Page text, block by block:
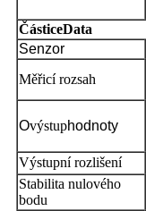
ČásticeData
Senzor
Měřicí rozsah
Ovýstuphodnoty
Výstupní rozlišení
Stabilita nulového
bodu